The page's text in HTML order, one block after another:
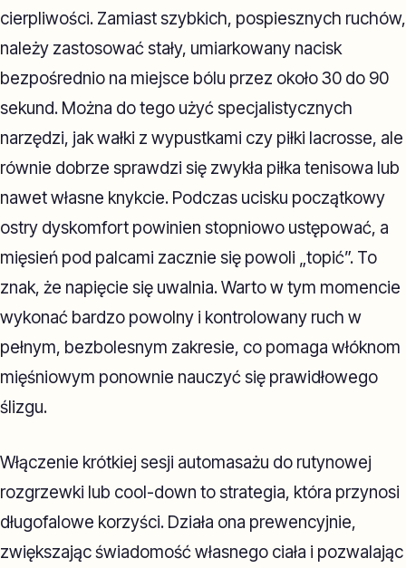
cierpliwości. Zamiast szybkich, pospiesznych ruchów,
należy zastosować stały, umiarkowany nacisk
bezpośrednio na miejsce bólu przez około 30 do 90
sekund. Można do tego użyć specjalistycznych
narzędzi, jak wałki z wypustkami czy piłki lacrosse, ale
równie dobrze sprawdzi się zwykła piłka tenisowa lub
nawet własne knykcie. Podczas ucisku początkowy
ostry dyskomfort powinien stopniowo ustępować, a
mięsień pod palcami zacznie się powoli „topić”. To
znak, że napięcie się uwalnia. Warto w tym momencie
wykonać bardzo powolny i kontrolowany ruch w
pełnym, bezbolesnym zakresie, co pomaga włóknom
mięśniowym ponownie nauczyć się prawidłowego
ślizgu.
Włączenie krótkiej sesji automasażu do rutynowej
rozgrzewki lub cool-down to strategia, która przynosi
długofalowe korzyści. Działa ona prewencyjnie,
zwiększając świadomość własnego ciała i pozwalając